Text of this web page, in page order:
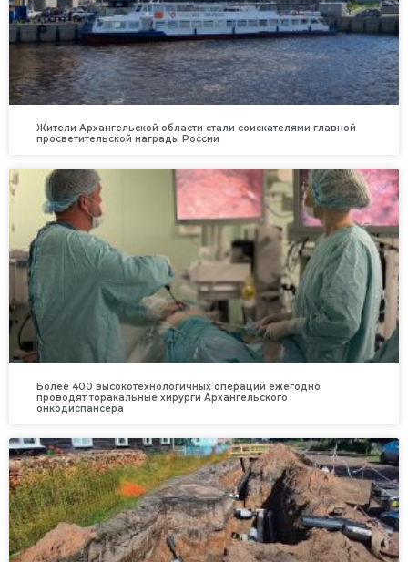
Жители Архангельской области стали соискателями главной
просветительской награды России
Более 400 высокотехнологичных операций ежегодно
проводят торакальные хирурги Архангельского
онкодиспансера